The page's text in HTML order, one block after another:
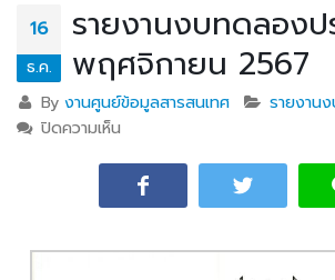
16
ธ.ค.
รายงานงบทดลองป
พฤศจิกายน 2567
Byงานศูนย์ข้อมูลสารสนเทศ
รายงาน
ปิดความเห็น